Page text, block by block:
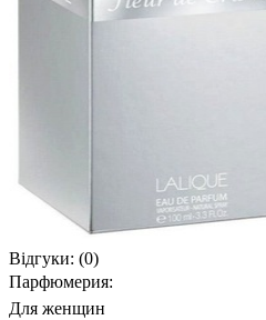
Відгуки: (0)
Парфюмерия:
Для женщин